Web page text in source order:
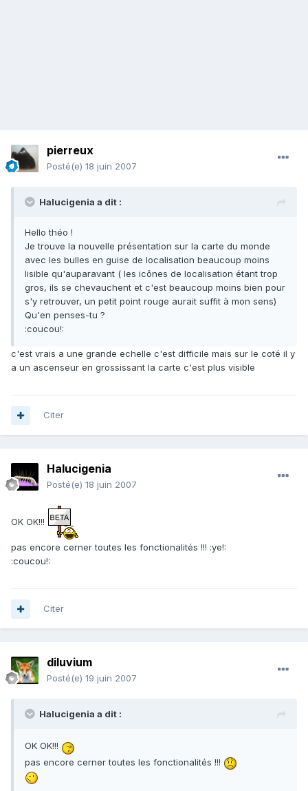
pierreux
Posté(e) 18 juin 2007
Halucigenia a dit :
Hello théo !
Je trouve la nouvelle présentation sur la carte du monde
avec les bulles en guise de localisation beaucoup moins
lisible qu'auparavant ( les icônes de localisation étant trop
gros, ils se chevauchent et c'est beaucoup moins bien pour
s'y retrouver, un petit point rouge aurait suffit à mon sens)
Qu'en penses-tu ?
:coucou!:
c'est vrais a une grande echelle c'est difficile mais sur le coté il y
a un ascenseur en grossissant la carte c'est plus visible
Citer
Halucigenia
Posté(e) 18 juin 2007
OK OK!!!
pas encore cerner toutes les fonctionalités !!! :ye!:
:coucou!:
Citer
diluvium
Posté(e) 19 juin 2007
Halucigenia a dit :
OK OK!!!
pas encore cerner toutes les fonctionalités !!!